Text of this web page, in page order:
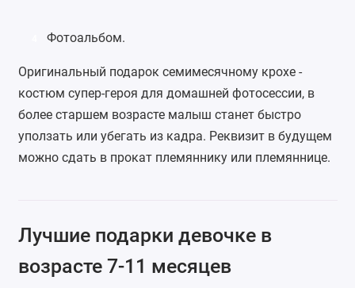
Фотоальбом.
Оригинальный подарок семимесячному крохе -
костюм супер-героя для домашней фотосессии, в
более старшем возрасте малыш станет быстро
уползать или убегать из кадра. Реквизит в будущем
можно сдать в прокат племяннику или племяннице.
Лучшие подарки девочке в
возрасте 7-11 месяцев